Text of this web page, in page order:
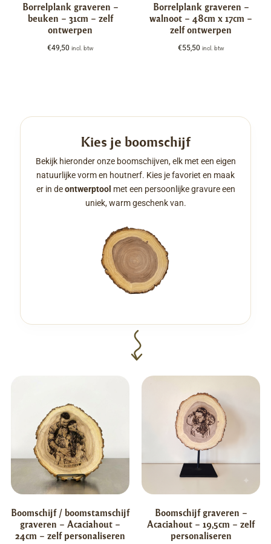
Borrelplank graveren –
beuken – 31cm – zelf
ontwerpen
€49,50 incl. btw
Borrelplank graveren –
walnoot – 48cm x 17cm –
zelf ontwerpen
€55,50 incl. btw
Kies je boomschijf
Bekijk hieronder onze boomschijven, elk met een eigen
natuurlijke vorm en houtnerf. Kies je favoriet en maak
er in deontwerptool met een persoonlijke gravure een
uniek, warm geschenk van.
Boomschijf / boomstamschijf
graveren – Acaciahout –
24cm – zelf personaliseren
Boomschijf graveren –
Acaciahout – 19,5cm – zelf
personaliseren